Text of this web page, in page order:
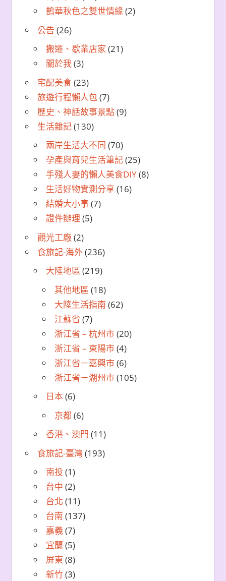
鵲華秋色之雙世情緣(2)
公告 (26)
搬遷、歇業店家 (21)
關於我(3)
宅配美食(23)
旅遊行程懶人包(7)
歷史、神話故事景點(9)
生活雜記(130)
兩岸生活大不同 (70)
孕產與育兒生活筆記(25)
手殘人妻的懶人美食DIY(8)
生活好物實測分享 (16)
結婚大小事(7)
證件辦理 (5)
觀光工廠(2)
食旅記-海外(236)
大陸地區 (219)
其他地區 (18)
大陸生活指南 (62)
江蘇省 (7)
浙江省 – 杭州市(20)
浙江省 – 東陽市(4)
浙江省－嘉興市(6)
浙江省－湖州市(105)
日本(6)
京都(6)
香港、澳門 (11)
食旅記-臺灣 (193)
南投 (1)
台中 (2)
台北 (11)
台南 (137)
嘉義(7)
宜蘭 (5)
屏東 (8)
新竹(3)